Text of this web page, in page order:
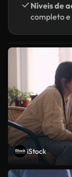
Níveis de
completo
iStock